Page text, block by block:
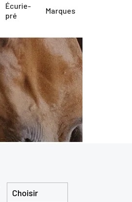
Écurie-
pré
Marques
Choisir